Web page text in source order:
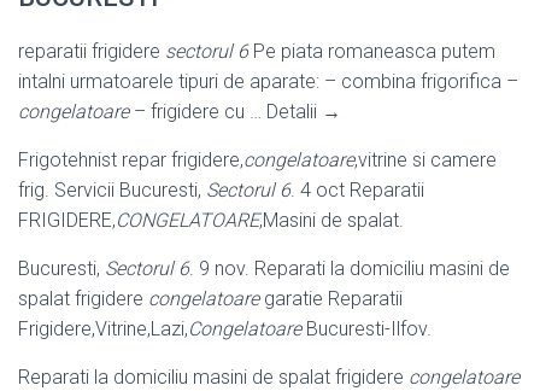
reparatii frigidere sectorul 6Pe piata romaneasca putem
intalni urmatoarele tipuri de aparate: – combina frigorifica –
congelatoare– frigidere cu … Detalii →
Frigotehnist repar frigidere,congelatoare,vitrine si camere
frig. Servicii Bucuresti, Sectorul 6. 4 oct Reparatii
FRIGIDERE,CONGELATOARE,Masini de spalat.
Bucuresti, Sectorul 6. 9 nov. Reparati la domiciliu masini de
spalat frigidere congelatoaregaratie Reparatii
Frigidere,Vitrine,Lazi,CongelatoareBucuresti- Ilfov.
Reparati la domiciliu masini de spalat frigidere congelatoare